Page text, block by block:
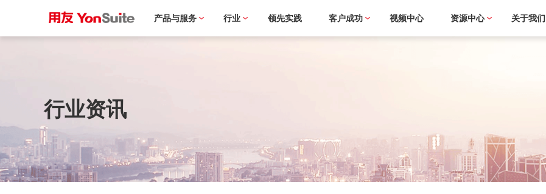
产品与服务 行业 领先实践 客户成功 视频中心 资源中心 关于我们
行业资讯